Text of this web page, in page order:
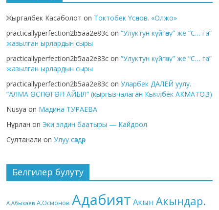
Жыргалбек Касаболот on Токтобек Үсөнов. «Олжо»
practicallyperfection2b5aa2e83c on“Улуктун күйгөнү” же “С… га”
жазылган ырлардын сыры
practicallyperfection2b5aa2e83c on“Улуктун күйгөнү” же “С… га”
жазылган ырлардын сыры
practicallyperfection2b5aa2e83c onУларбек ДАЛЕЙ уулу.
“АЛМА ӨСПӨГӨН АЙЫЛ” (кыргызчалаган Кыялбек АКМАТОВ)
Nusya on Мадина ТУРАЕВА
Нұрлан on Эки элдин баатыры — Кайдоол
Султанали onУлуу сөздөр
Белгилер булуту
А.Абыкаев А.Осмонов Адабият Акын Акындар.